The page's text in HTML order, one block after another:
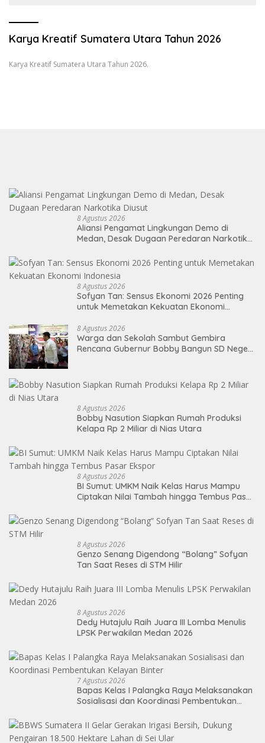
Karya Kreatif Sumatera Utara Tahun 2026
Karya Kreatif Sumatera Utara Tahun 2026.
8 Agustus 2026
Aliansi Pengamat Lingkungan Demo di
Medan, Desak Dugaan Peredaran Narkotika
8 Agustus 2026
Sofyan Tan: Sensus Ekonomi 2026 Penting
untuk Memetakan Kekuatan Ekonomi
8 Agustus 2026
Warga dan Sekolah Sambut Gembira
Rencana Gubernur Bobby Bangun SD Negeri
8 Agustus 2026
Bobby Nasution Siapkan Rumah Produksi
Kelapa Rp 2 Miliar di Nias Utara
8 Agustus 2026
BI Sumut: UMKM Naik Kelas Harus Mampu
Ciptakan Nilai Tambah hingga Tembus Pasar
8 Agustus 2026
Genzo Senang Digendong “Bolang” Sofyan
Tan Saat Reses di STM Hilir
8 Agustus 2026
Dedy Hutajulu Raih Juara III Lomba Menulis
LPSK Perwakilan Medan 2026
7 Agustus 2026
Bapas Kelas I Palangka Raya Melaksanakan
Sosialisasi dan Koordinasi Pembentukan